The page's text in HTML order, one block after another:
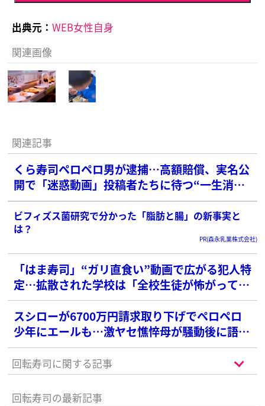
出典元： WEB女性自身
関連画像
関連記事
くら寿司ペロペロ男が逮捕…高額賠償、実名公
開で「迷惑動画」投稿者たちに待つ“一生消え
ない”代償
ビフィズス菌研究で分かった「脂肪と腸」の新事実と
は？
PR(森永乳業株式会社)
「はま寿司」“ガリ直食い”動画で広がる犯人特
定…拡散された学校は「全校生徒が怖がってい
る」
スシローが6700万円請求取り下げでペロペロ
少年にエールも…激ヤセ憔悴母が騒動後に語っ
ていた“懺悔”
回転寿司に関する記事
回転寿司の最新記事